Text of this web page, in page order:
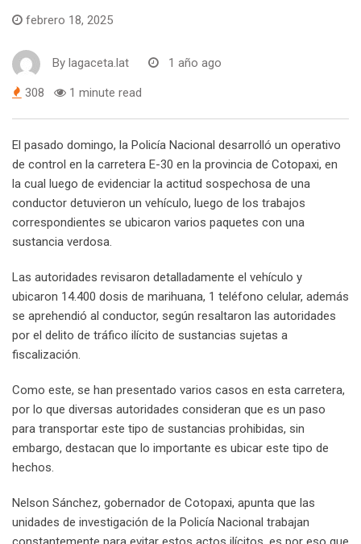
febrero 18, 2025
By lagaceta.lat 1 año ago
308 1 minute read
El pasado domingo, la Policía Nacional desarrolló un operativo
de control en la carretera E-30 en la provincia de Cotopaxi, en
la cual luego de evidenciar la actitud sospechosa de una
conductor detuvieron un vehículo, luego de los trabajos
correspondientes se ubicaron varios paquetes con una
sustancia verdosa.
Las autoridades revisaron detalladamente el vehículo y
ubicaron 14.400 dosis de marihuana, 1 teléfono celular, además
se aprehendió al conductor, según resaltaron las autoridades
por el delito de tráfico ilícito de sustancias sujetas a
fiscalización.
Como este, se han presentado varios casos en esta carretera,
por lo que diversas autoridades consideran que es un paso
para transportar este tipo de sustancias prohibidas, sin
embargo, destacan que lo importante es ubicar este tipo de
hechos.
Nelson Sánchez, gobernador de Cotopaxi, apunta que las
unidades de investigación de la Policía Nacional trabajan